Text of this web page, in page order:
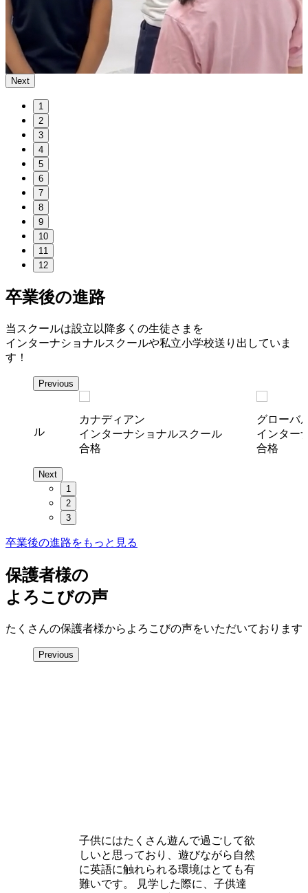
Next
1
2
3
4
5
6
7
8
9
10
11
12
卒業後の進路
当スクールは設立以降多くの生徒さまを
インターナショナルスクールや私立小学校送り出していま
す！
Previous
クール
カナディアン
インターナショナルスクール
合格
グローバ
インター
合格
Next
1
2
3
卒業後の進路をもっと見る
保護者様の
よろこびの声
たくさんの保護者様からよろこびの声をいただいております
Previous
子供にはたくさん遊んで過ごして欲
しいと思っており、遊びながら自然
に英語に触れられる環境はとても有
難いです。 見学した際に、子供達